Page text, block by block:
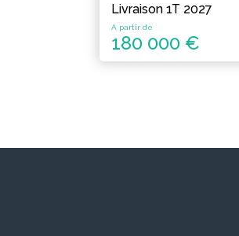
Livraison 1T 2027
A partir de
180 000 €